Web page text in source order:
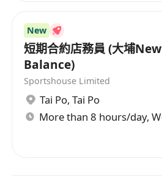
New
短期合約店務員 (大埔New
Balance)
Sportshouse Limited
Tai Po, Tai Po